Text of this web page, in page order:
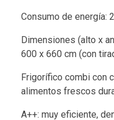
Consumo de energía:
Dimensiones (alto x
600 x 660 cm (con
Frigorífico combi con
alimentos frescos
A++: muy eficiente,